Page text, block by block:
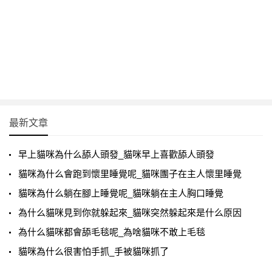
最新文章
早上貓咪為什么舔人頭發_貓咪早上喜歡舔人頭發
貓咪為什么會跑到懷里睡覺呢_貓咪團子在主人懷里睡覺
貓咪為什么躺在腳上睡覺呢_貓咪躺在主人胸口睡覺
為什么貓咪見到你就躲起來_貓咪突然躲起來是什么原因
為什么貓咪都會舔毛毯呢_為啥貓咪不敢上毛毯
貓咪為什么很害怕手抓_手被貓咪抓了